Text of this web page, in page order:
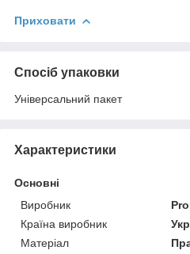
Приховати
Спосіб упаковки
Універсальний пакет
Характеристики
Основні
Виробник
Країна виробник
Матеріал